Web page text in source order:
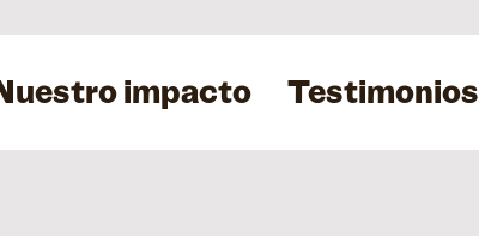
impacto Testimonios